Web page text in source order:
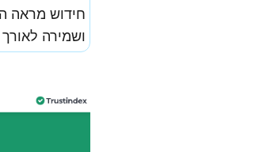
חידוש מראה
ושמירה לאורך